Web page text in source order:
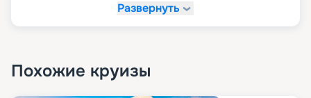
Развернуть
Похожие круизы